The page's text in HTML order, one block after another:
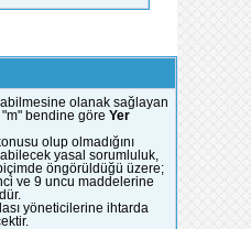
olanak sağlayan
"m" bendine göre Yer
olup olmadığını
yasal sorumluluk,
öngörüldüğü üzere;
ve 9 uncu maddelerine
yöneticilerine ihtarda